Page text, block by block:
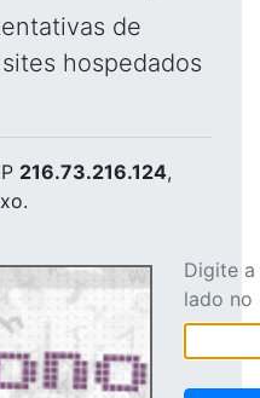
de
hospedados
216.73.216.124,
Digite
lado no